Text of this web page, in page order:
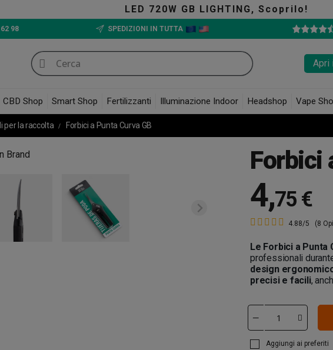
LED 720W GB LIGHTING, Scoprilo!
98 SPEDIZIONI IN TUTTA
Apri
CBD Shop Smart Shop Fertilizzanti Illuminazione Indoor Headshop Vape
per la raccolta Forbici a Punta Curva GB
Forbici
4,75 €
4.88/5 (8
Le Forbici a Punta
professionali
design
precisi e facili,
Aggiungi ai preferiti